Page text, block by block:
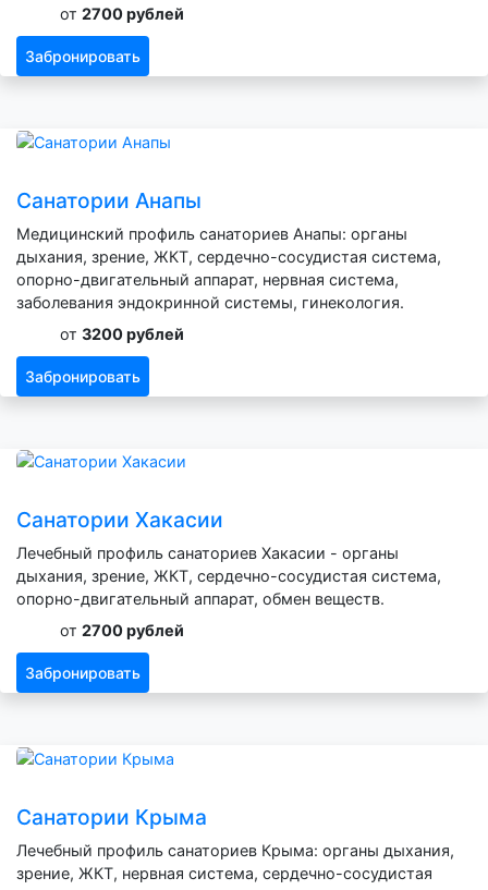
от 2700 рублей
Забронировать
Санатории Анапы
Медицинский профиль санаториев Анапы: органы
дыхания, зрение, ЖКТ, сердечно-сосудистая система,
опорно-двигательный аппарат, нервная система,
заболевания эндокринной системы, гинекология.
от 3200 рублей
Забронировать
Санатории Хакасии
Лечебный профиль санаториев Хакасии - органы
дыхания, зрение, ЖКТ, сердечно-сосудистая система,
опорно-двигательный аппарат, обмен веществ.
от 2700 рублей
Забронировать
Санатории Крыма
Лечебный профиль санаториев Крыма: органы дыхания,
зрение, ЖКТ, нервная система, сердечно-сосудистая